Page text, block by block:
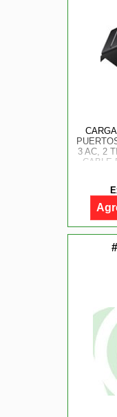
3 AC, 2
CABLE